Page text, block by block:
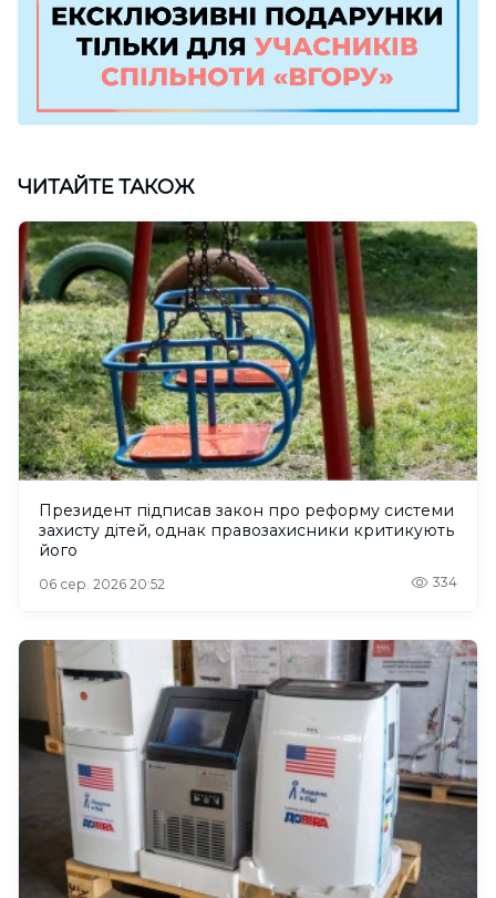
ЧИТАЙТЕ ТАКОЖ
Президент підписав закон про реформу системи
захисту дітей, однак правозахисники критикують
його
06 сер. 2026 20:52 334